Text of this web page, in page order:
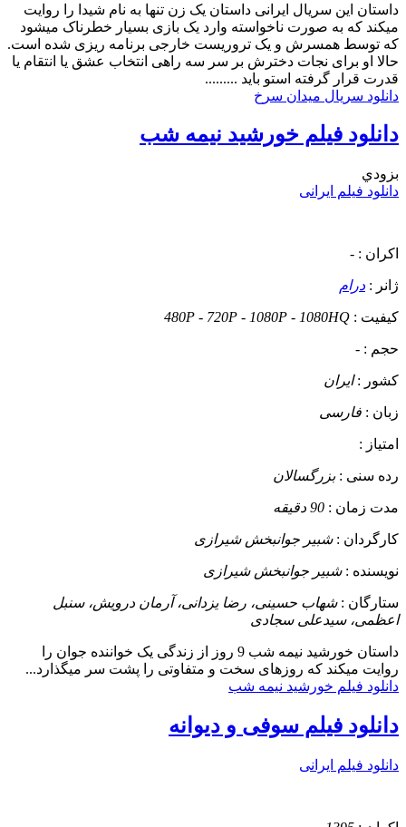
داستان این سریال ایرانی داستان یک زن تنها به نام شیدا را روایت
میکند که به صورت ناخواسته وارد یک بازی بسیار خطرناک میشود
که توسط همسرش و یک تروریست خارجی برنامه ریزی شده است.
حالا او برای نجات دخترش بر سر سه راهی انتخاب عشق یا انتقام یا
قدرت قرار گرفته استو باید .........
دانلود سریال میدان سرخ
دانلود فیلم خورشید نیمه شب
بزودي
دانلود فیلم ایرانی
اکران : -
ژانر : درام
کیفیت : 480P - 720P - 1080P - 1080HQ
حجم : -
کشور :ایران
زبان : فارسی
امتیاز :
رده سنی :بزرگسالان
مدت زمان : 90 دقیقه
کارگردان :شبیر جوانبخش شیرازی
نویسنده :شبیر جوانبخش شیرازی
ستارگان :شهاب حسینی، رضا یزدانی، آرمان درویش، سنبل
اعظمی، سیدعلی سجادی
داستان
خورشید نیمه شب 9 روز از زندگی یک خواننده جوان را
روایت میکند که روزهای سخت و متفاوتی را پشت سر میگذارد...
دانلود فیلم خورشید نیمه شب
دانلود فیلم سوفی و دیوانه
دانلود فیلم ایرانی